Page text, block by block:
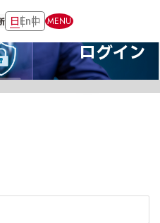
日En中 MENU
ログイン